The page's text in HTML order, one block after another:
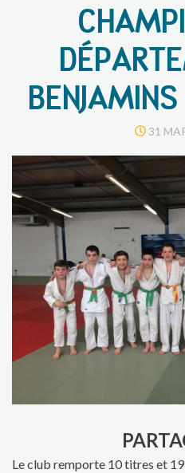
31
Le club remporte 10 titres et